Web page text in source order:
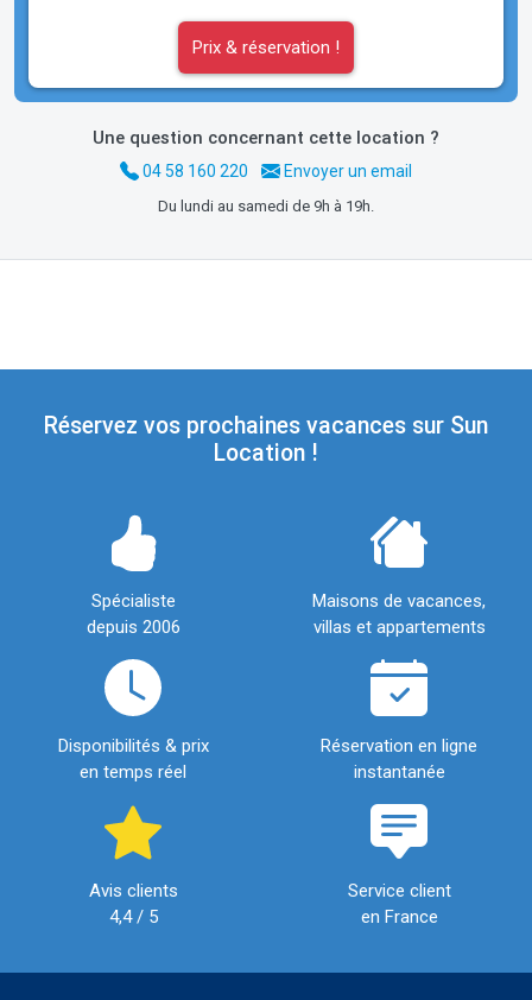
Prix & réservation !
Une question concernant cette location ?
04 58 160 220 Envoyer un email
Du lundi au samedi de 9h à 19h.
Réservez vos prochaines vacances sur Sun
Location !
Spécialiste
depuis 2006
Maisons de vacances,
villas et appartements
Disponibilités & prix
en temps réel
Réservation en ligne
instantanée
Avis clients
4,4 / 5
Service client
en France